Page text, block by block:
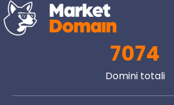
7074
Domini totali